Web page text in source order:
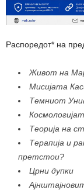
Распоредот* на
Живот на
Мисијата
Темниот
Теорија на
Терапија и
претстои?
Црни дупки